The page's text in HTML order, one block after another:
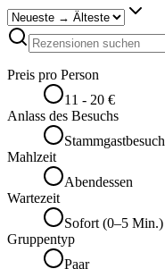
Preis pro Person
11 - 20 €
Anlass des Besuchs
Stammgastbesuch
Mahlzeit
Abendessen
Wartezeit
Sofort (0–5 Min.)
Gruppentyp
Paar